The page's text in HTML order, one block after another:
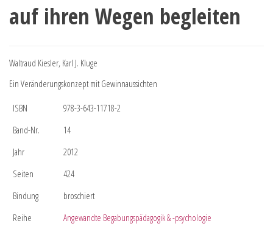
auf ihren Wegen begleiten
Waltraud Kiesler, Karl J. Kluge
Ein Veränderungskonzept mit Gewinnaussichten
ISBN
978-3-643-11718-2
Band-Nr.
14
Jahr
2012
Seiten
424
Bindung
broschiert
Reihe
Angewandte Begabungspädagogik & -psychologie